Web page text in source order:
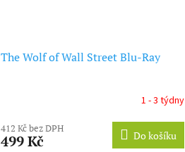
The Wolf of Wall Street Blu-Ray
1 - 3 týdny
412 Kč bez DPH
499 Kč Do košíku